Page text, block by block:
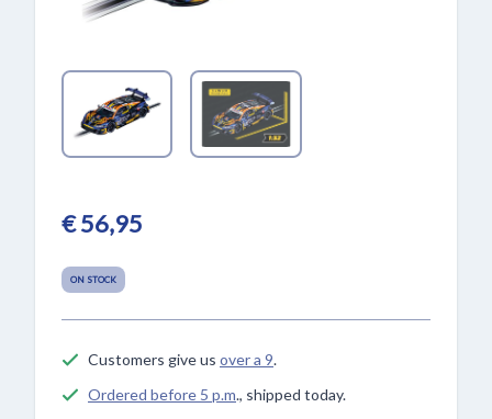
€ 56,95
ON STOCK
Customers give us over a 9.
Ordered before 5 p.m., shipped today.